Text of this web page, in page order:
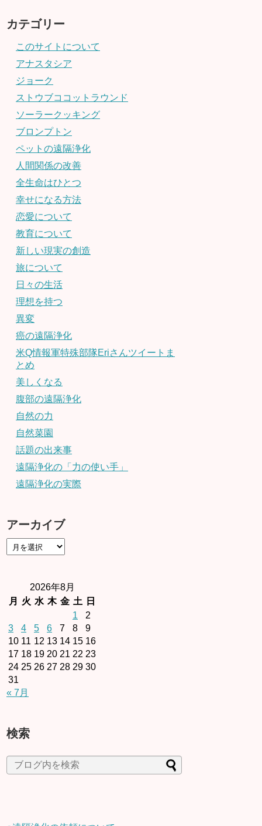
カテゴリー
このサイトについて
アナスタシア
ジョーク
ストウブココットラウンド
ソーラークッキング
ブロンプトン
ペットの遠隔浄化
人間関係の改善
全生命はひとつ
幸せになる方法
恋愛について
教育について
新しい現実の創造
旅について
日々の生活
理想を持つ
異変
癌の遠隔浄化
米Q情報軍特殊部隊Eriさんツイートま
とめ
美しくなる
腹部の遠隔浄化
自然の力
自然菜園
話題の出来事
遠隔浄化の「力の使い手」
遠隔浄化の実際
アーカイブ
2026年8月
月
火 水 木 金 土
日
1
2
3
4 5 6 7 8
9
10 11 12 13 14 15 16
17 18 19 20 21 22 23
24 25 26 27 28 29 30
31
« 7月
検索